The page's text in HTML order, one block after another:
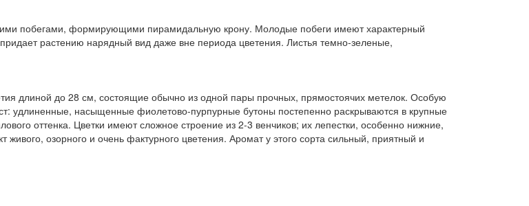
побегами, формирующими пирамидальную крону. Молодые побеги имеют характерный
растению нарядный вид даже вне периода цветения. Листья темно-зеленые,
длиной до 28 см, состоящие обычно из одной пары прочных, прямостоячих метелок. Особую
удлиненные, насыщенные фиолетово-пурпурные бутоны постепенно раскрываются в крупные
оттенка. Цветки имеют сложное строение из 2-3 венчиков; их лепестки, особенно нижние,
озорного и очень фактурного цветения. Аромат у этого сорта сильный, приятный и